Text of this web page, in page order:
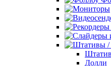
Долли